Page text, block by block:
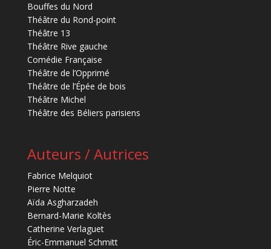
Bouffes du Nord
Théâtre du Rond-point
Théâtre 13
Théâtre Rive gauche
Comédie Française
Théâtre de l’Opprimé
Théâtre de l’Épée de bois
Théâtre Michel
Théâtre des Béliers parisiens
Auteurs / Autrices
Fabrice Melquiot
Pierre Notte
Aïda Asgharzadeh
Bernard-Marie Koltès
Catherine Verlaguet
Éric-Emmanuel Schmitt